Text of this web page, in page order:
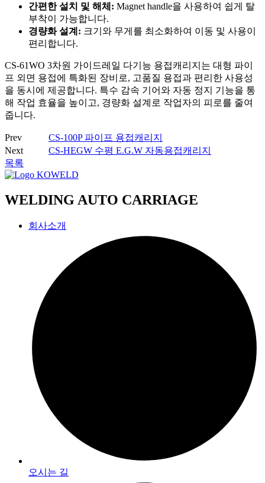
간편한 설치 및 해체: Magnet handle을 사용하여 쉽게 탈
부착이 가능합니다.
경량화 설계: 크기와 무게를 최소화하여 이동 및 사용이
편리합니다.
CS-61WO 3차원 가이드레일 다기능 용접캐리지는 대형 파이
프 외면 용접에 특화된 장비로, 고품질 용접과 편리한 사용성
을 동시에 제공합니다. 특수 감속 기어와 자동 정지 기능을 통
해 작업 효율을 높이고, 경량화 설계로 작업자의 피로를 줄여
줍니다.
Prev
CS-100P 파이프 용접캐리지
Next
CS-HEGW 수평 E.G.W 자동용접캐리지
목록
WELDING AUTO CARRIAGE
회사소개
오시는 길